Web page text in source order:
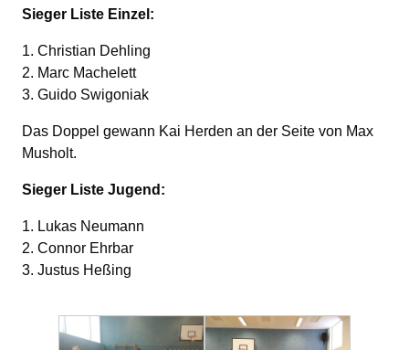
Sieger Liste Einzel:
1. Christian Dehling
2. Marc Machelett
3. Guido Swigoniak
Das Doppel gewann Kai Herden an der Seite von Max
Musholt.
Sieger Liste Jugend:
1. Lukas Neumann
2. Connor Ehrbar
3. Justus Heßing